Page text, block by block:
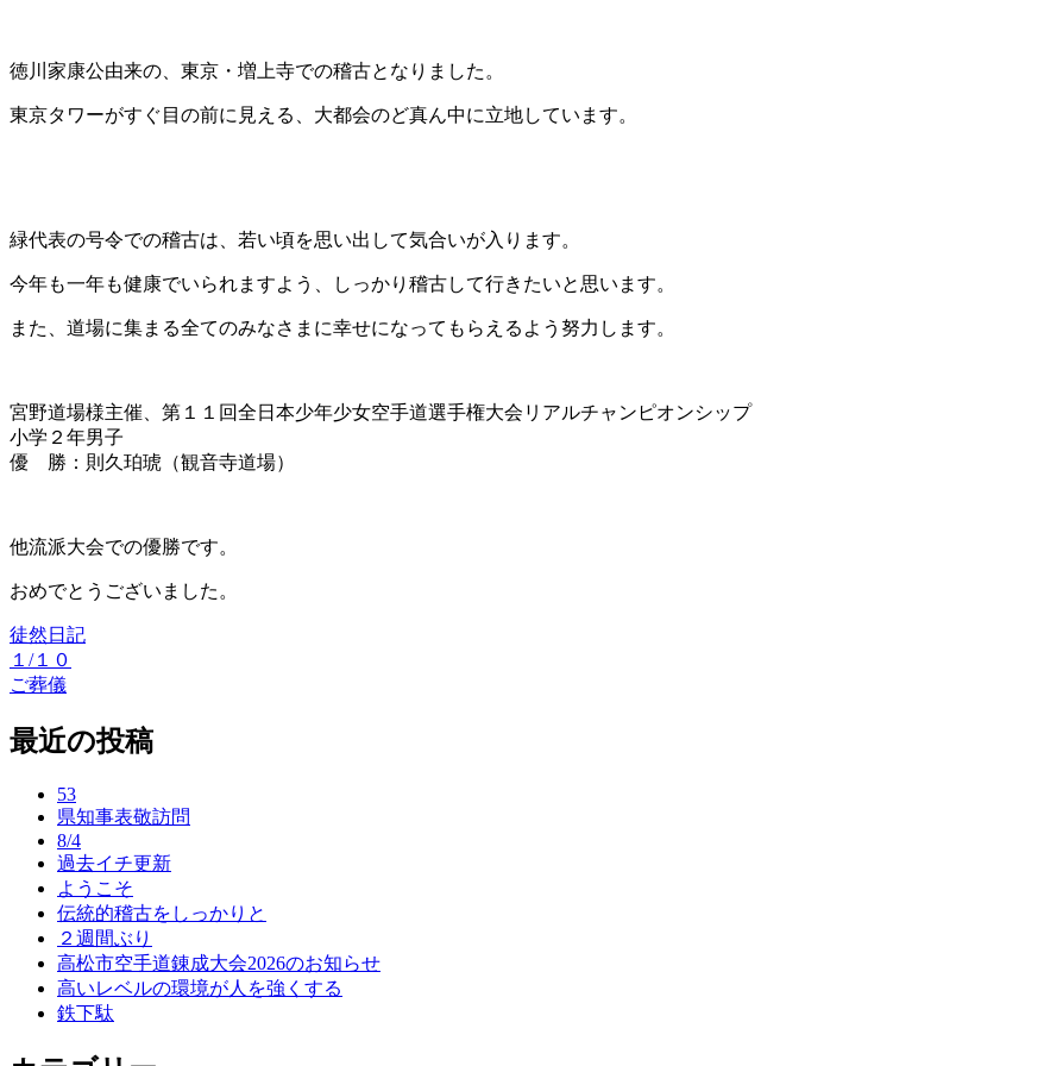
徳川家康公由来の、東京・増上寺での稽古となりました。
東京タワーがすぐ目の前に見える、大都会のど真ん中に立地しています。
緑代表の号令での稽古は、若い頃を思い出して気合いが入ります。
今年も一年も健康でいられますよう、しっかり稽古して行きたいと思います。
また、道場に集まる全てのみなさまに幸せになってもらえるよう努力します。
宮野道場様主催、第１１回全日本少年少女空手道選手権大会リアルチャンピオンシップ
小学２年男子
優 勝：則久珀琥（観音寺道場）
他流派大会での優勝です。
おめでとうございました。
徒然日記
投
稿
ナ
１/１０
ご葬儀
最近の投稿
53
県知事表敬訪問
8/4
過去イチ更新
ようこそ
伝統的稽古をしっかりと
２週間ぶり
高松市空手道錬成大会2026のお知らせ
高いレベルの環境が人を強くする
鉄下駄